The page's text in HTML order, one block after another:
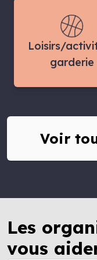
Loisirs/
garderie
Voir
Les
vous